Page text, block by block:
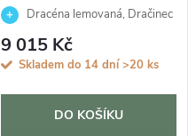
Dracéna lemovaná, Dračinec
9 015 Kč
Skladem do 14 dní>20 ks
DO KOŠÍKU